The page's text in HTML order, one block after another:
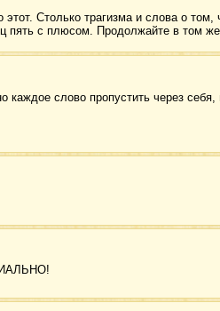
Столько трагизма и слова о том,
пять с плюсом. Продолжайте в том
слово пропустить через